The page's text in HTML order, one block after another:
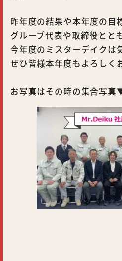
昨年度の結果や本年度の目
グループ代表や取締役とと
今年度のミスターデイクは
ぜひ皆様本年度もよろしく
お写真はその時の集合写真